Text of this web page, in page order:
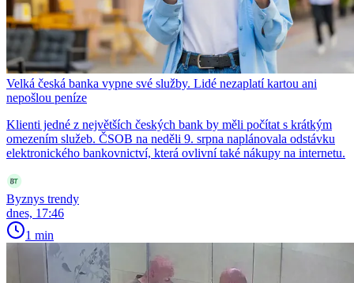
Velká česká banka vypne své služby. Lidé nezaplatí kartou ani
nepošlou peníze
Klienti jedné z největších českých bank by měli počítat s krátkým
omezením služeb. ČSOB na neděli 9. srpna naplánovala odstávku
elektronického bankovnictví, která ovlivní také nákupy na internetu.
Byznys trendy
dnes, 17:46
1 min